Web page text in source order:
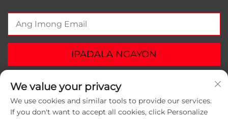
IPADALA NGAYON
We value your privacy
We use cookies and similar tools to provide our services.
If you don't want to accept all cookies, click Personalize